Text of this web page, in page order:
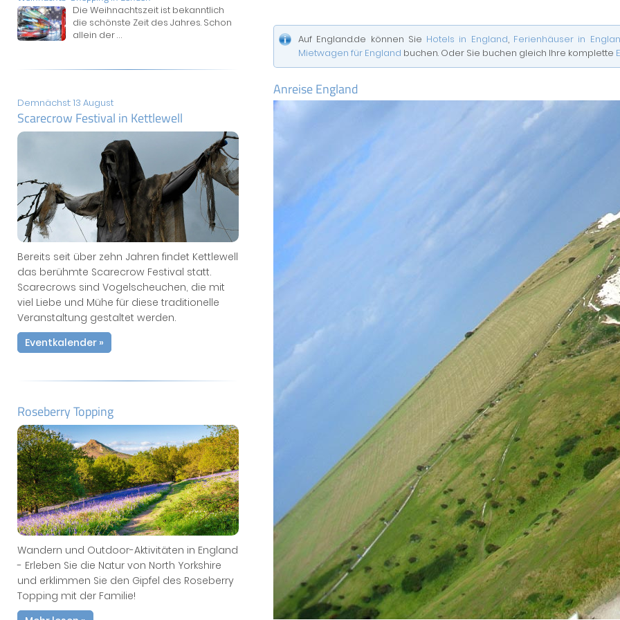
Die Weihnachtszeit ist bekanntlich
die schönste Zeit des Jahres. Schon
allein der...
Demnächst: 13 August
Scarecrow Festival in Kettlewell
Bereits seit über zehn Jahren findet Kettlewell
das berühmte Scarecrow Festival statt.
Scarecrows sind Vogelscheuchen, die mit
viel Liebe und Mühe für diese traditionelle
Veranstaltung gestaltet werden.
Eventkalender »
Roseberry Topping
Wandern und Outdoor-Aktivitäten in England
- Erleben Sie die Natur von North Yorkshire
und erklimmen Sie den Gipfel des Roseberry
Topping mit der Familie!
Auf England.de können Sie Hotels in England, Ferienhäuser in
Mietwagen für England buchen. Oder Sie buchen gleich Ihre komplette
Anreise England